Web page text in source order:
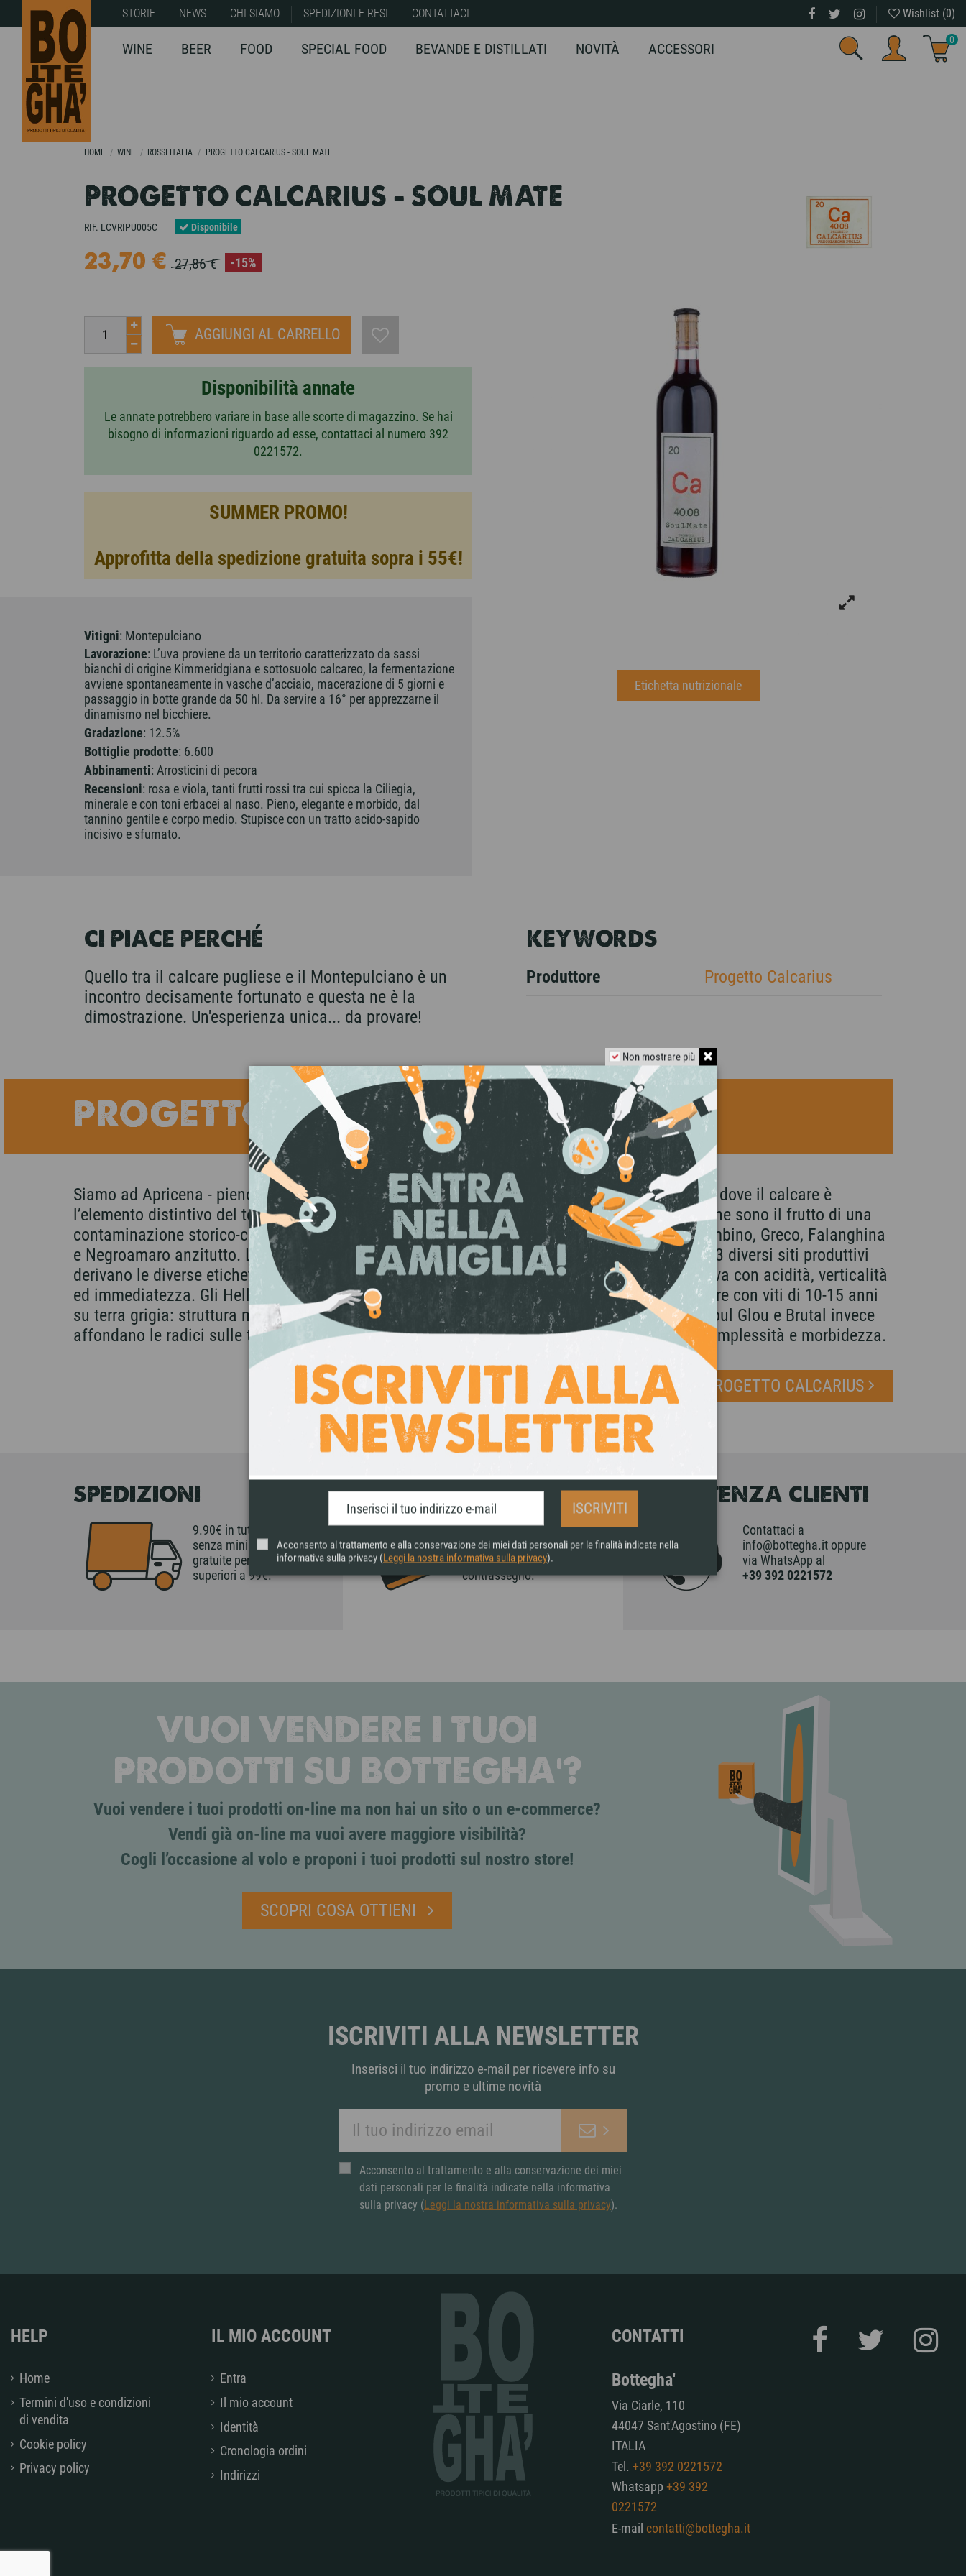
STORIE NEWS CHI SIAMO SPEDIZIONI E RESI CONTATTACI Wishlist (0)
WINE BEER FOOD SPECIAL FOOD BEVANDE E DISTILLATI NOVITÀ ACCESSORI
0
HOME WINE ROSSI ITALIA PROGETTO CALCARIUS - SOUL MATE
PROGETTO CALCARIUS - SOUL MATE
Etichetta nutrizionale
Vitigni: Montepulciano
Lavorazione: L’uva proviene da un territorio caratterizzato da sassi
bianchi di origine Kimmeridgiana e sottosuolo calcareo, la fermentazione
avviene spontaneamente in vasche d’acciaio, macerazione di 5 giorni e
passaggio in botte grande da 50 hl. Da servire a 16° per apprezzarne il
dinamismo nel bicchiere.
Gradazione: 12.5%
Bottiglie prodotte: 6.600
Abbinamenti: Arrosticini di pecora
Recensioni: rosa e viola, tanti frutti rossi tra cui spicca la Ciliegia,
minerale e con toni erbacei al naso. Pieno, elegante e morbido, dal
tannino gentile e corpo medio. Stupisce con un tratto acido-sapido
incisivo e sfumato.
RIF. LCVRIPU005C Disponibile
23,70 € 27,86 € -15%
AGGIUNGI AL CARRELLO
Disponibilità annate
Le annate potrebbero variare in base alle scorte di magazzino. Se hai
bisogno di informazioni riguardo ad esse, contattaci al numero 392
0221572.
SUMMER PROMO!
Approfitta della spedizione gratuita sopra i 55€!
CI PIACE PERCHÉ
Quello tra il calcare pugliese e il Montepulciano è un
incontro decisamente fortunato e questa ne è la
dimostrazione. Un'esperienza unica... da provare!
KEYWORDS
Produttore Progetto Calcarius
PROGETTO CALCARIUS
Siamo ad Apricena - pieno Parco nazionale del Gargano - primo polo estrattivo del meridione, dove il calcare è
l’elemento distintivo del territorio. In azienda si allevano prevalentemente varietà autoctone che sono il frutto di una
contaminazione storico-culturale che affonda le radici nella Magna Grecia: Nero di Troia, Bombino, Greco, Falanghina
e Negroamaro anzitutto. L’approccio in cantina oculatamente non interventista fa il resto. Da 3 diversi siti produttivi
derivano le diverse etichette: Nu Litr e Frecciabomb raccontano la pietra bianca di Posta Nuova con acidità, verticalità
ed immediatezza. Gli Hellen arrivano da località Posta Monaca, a 100 metri sul livello del mare con viti di 10-15 anni
su terra grigia: struttura media, frutto croccante, precisione e pulizia. Kunzite, Bombigiana, Soul Glou e Brutal invece
affondano le radici sulle terre nere di Valle Castello e si distinguono per struttura marcata, complessità e morbidezza.
TUTTI I PRODOTTI DI PROGETTO CALCARIUS
SPEDIZIONI
9.90€ in tutta Italia
senza minimo di spesa,
gratuite per ordini
superiori a 99€.
PAGAMENTI SICURI
Accettiamo pagamenti
tramite bonifico bancario,
carta di credito, Paypal e
contrassegno.
ASSISTENZA CLIENTI
Contattaci a
info@bottegha.it oppure
via WhatsApp al
+39 392 0221572
VUOI VENDERE I TUOI
PRODOTTI SU BOTTEGHA'?
Vuoi vendere i tuoi prodotti on-line ma non hai un sito o un e-commerce?
Vendi già on-line ma vuoi avere maggiore visibilità?
Cogli l’occasione al volo e proponi i tuoi prodotti sul nostro store!
SCOPRI COSA OTTIENI
ISCRIVITI ALLA NEWSLETTER
Inserisci il tuo indirizzo e-mail per ricevere info su
promo e ultime novità
Acconsento al trattamento e alla conservazione dei miei
dati personali per le finalità indicate nella informativa
sulla privacy (Leggi la nostra informativa sulla privacy).
HELP
Home
Termini d'uso e condizioni
di vendita
Cookie policy
Privacy policy
IL MIO ACCOUNT
Entra
Il mio account
Identità
Cronologia ordini
Indirizzi
CONTATTI
Bottegha'
Via Ciarle, 110
44047 Sant'Agostino (FE)
ITALIA
Tel. +39 392 0221572
Whatsapp +39 392
0221572
E-mail contatti@bottegha.it
Non mostrare più
ISCRIVITI
Acconsento al trattamento e alla conservazione dei miei dati personali per le finalità indicate nella
informativa sulla privacy (Leggi la nostra informativa sulla privacy).